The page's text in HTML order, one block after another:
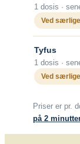
1 dosis ·
Ved
Tyfus
1 dosis ·
Ved
Priser er pr.
på 2